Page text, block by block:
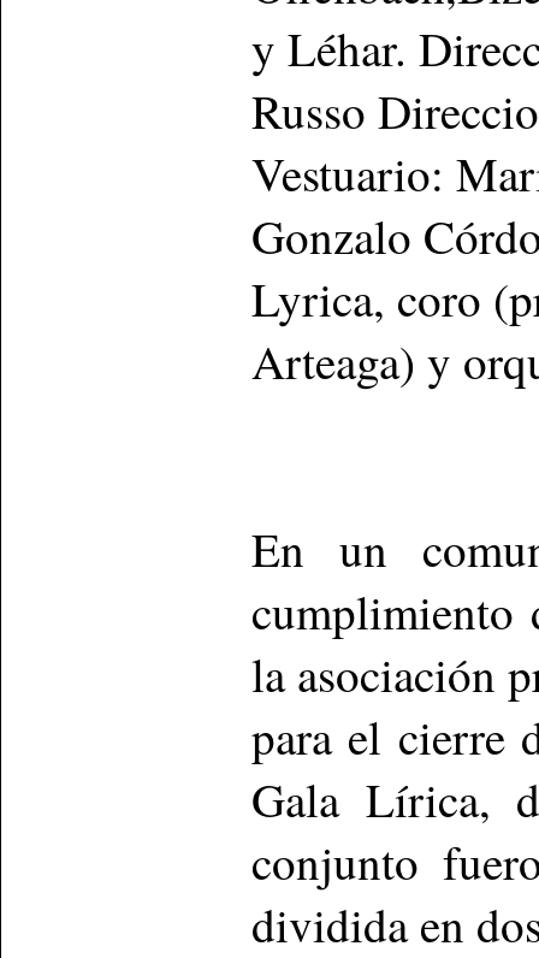
y Léhar.
Russo
Vestuario:
Gonzalo
Lyrica, coro
Arteaga) y
En un
cumplimiento
la asociación
para el cierre
Gala Lírica,
conjunto
dividida en